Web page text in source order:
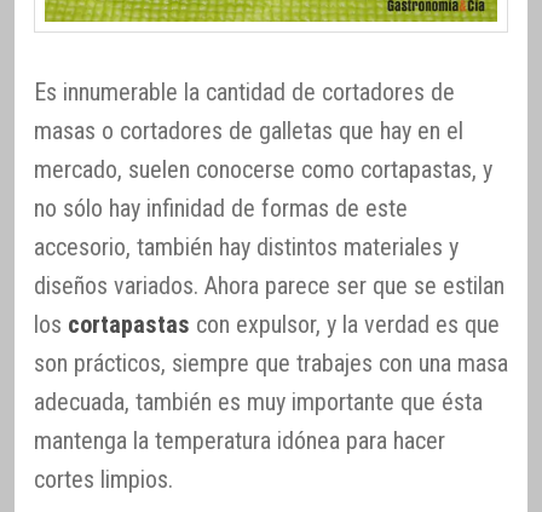
Es innumerable la cantidad de cortadores de
masas o cortadores de galletas que hay en el
mercado, suelen conocerse como cortapastas, y
no sólo hay infinidad de formas de este
accesorio, también hay distintos materiales y
diseños variados. Ahora parece ser que se estilan
los cortapastas con expulsor, y la verdad es que
son prácticos, siempre que trabajes con una masa
adecuada, también es muy importante que ésta
mantenga la temperatura idónea para hacer
cortes limpios.